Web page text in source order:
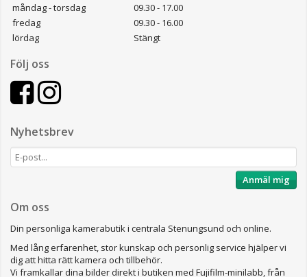
måndag - torsdag
09.30 - 17.00
fredag
09.30 - 16.00
lördag
Stängt
Följ oss
Nyhetsbrev
Anmäl mig
Om oss
Din personliga kamerabutik i centrala Stenungsund och online.
Med lång erfarenhet, stor kunskap och personlig service hjälper vi
dig att hitta rätt kamera och tillbehör.
Vi framkallar dina bilder direkt i butiken med Fujifilm-minilabb, från